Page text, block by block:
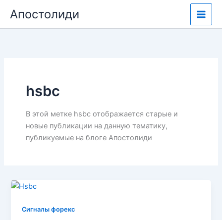
содержимому
Апостолиди
hsbc
В этой метке hsbc отображается старые и
новые публикации на данную тематику,
публикуемые на блоге Апостолиди
Сигналы форекс